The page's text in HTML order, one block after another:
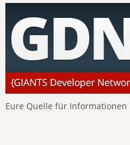
Eure Quelle für